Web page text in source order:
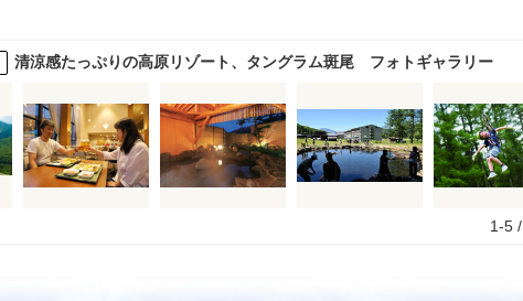
清涼感たっぷりの高原リゾート、タングラム斑尾 フォトギャラリー
1-5 /